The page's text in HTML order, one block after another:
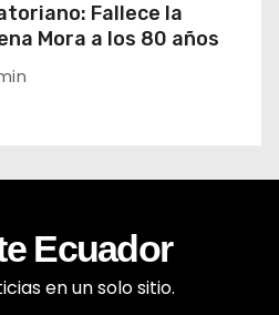
Fallece la
Mora a los 80 años
Ecuador
en un solo sitio.